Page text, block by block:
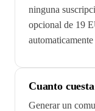
ninguna
opcional de 19
automaticamente
Cuanto
Generar un